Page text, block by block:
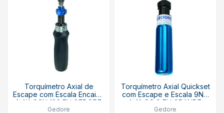
Torquímetro Axial de
Escape com Escala Encaixe
1/4'' QSN 120 FH GEDORE
Gedore
Torquímetro Axial Quickset
com Escape e Escala 9Nm
1/4" QS 9 FH GRANDE
GEDORE
Gedore